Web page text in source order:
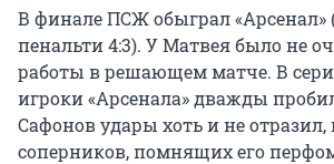
В финале ПСЖ обыграл «Арсенал»
пенальти 4:3). У Матвея было не
работы в решающем матче. В
игроки «Арсенала» дважды
Сафонов удары хоть и не
соперников, помнящих его